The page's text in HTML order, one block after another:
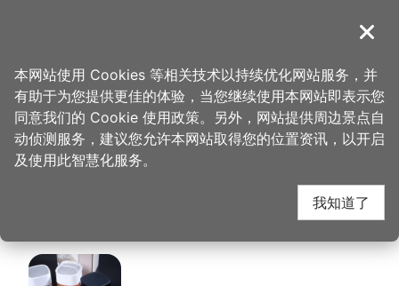
導覽
首页 > 想去的地方 > 美食、购物 > 黄日香(股)公司
黄日香(股)公司 周边店
家
关闭
本网站使用 Cookies 等相关技术以持续优化网站服务，并
有助于为您提供更佳的体验，当您继续使用本网站即表示您
同意我们的 Cookie 使用政策。另外，网站提供周边景点自
动侦测服务，建议您允许本网站取得您的位置资讯，以开启
及使用此智慧化服务。
我知道了